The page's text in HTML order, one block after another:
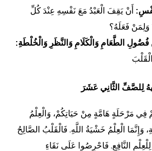
أَنْ يَقِفَ الْعَبْدُ مَعَ نَفْسِهِ عِنْدَ كُلِّ
وَلِمَنْ فَعَلَهُ؟
الطَّعَامِ وَالْكَلَامِ وَالنَّظَرِ وَالْخُلْطَةِ:
فِي مَرْحَلَةٍ هَامَّةٍ مِنْ حَيَاتِكُمْ، وَالْعِلْمُ
وَإِنَّمَا الْعِلْمُ خَشْيَةُ اللَّهِ. فَالْقَلْبُ الصَّالِحُ
النَّافِعِ. فَاحْرِصُوا عَلَى نَقَاءِ